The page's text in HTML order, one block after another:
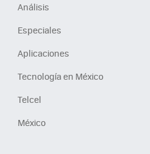
Análisis
Especiales
Aplicaciones
Tecnología en México
Telcel
México